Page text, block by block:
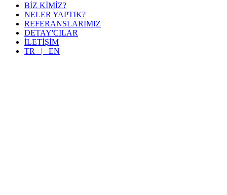
BİZ KİMİZ?
NELER YAPTIK?
REFERANSLARIMIZ
DETAY'CILAR
İLETİŞİM
TR | EN